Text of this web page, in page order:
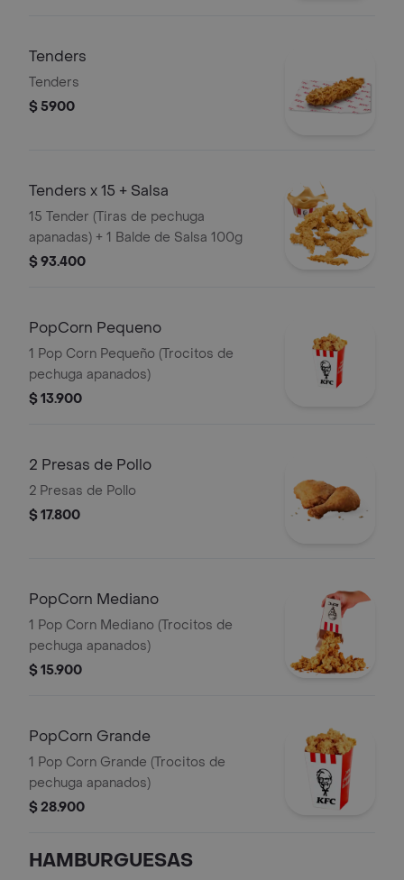
Tenders
Tenders
$ 5900
Tenders x 15 + Salsa
15 Tender (Tiras de pechuga
apanadas) + 1 Balde de Salsa 100g
$ 93.400
PopCorn Pequeno
1 Pop Corn Pequeño (Trocitos de
pechuga apanados)
$ 13.900
2 Presas de Pollo
2 Presas de Pollo
$ 17.800
PopCorn Mediano
1 Pop Corn Mediano (Trocitos de
pechuga apanados)
$ 15.900
PopCorn Grande
1 Pop Corn Grande (Trocitos de
pechuga apanados)
$ 28.900
HAMBURGUESAS